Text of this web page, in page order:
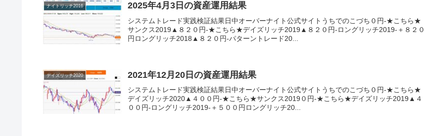
ナイトリッチ2016 2025年4月3日の資産運用結果
システムトレード実践検証結果日中オーバーナイト公式サイトうちでのこづち０円-★こちら★
サンクス2019▲８２０円-★こちら★デイズリッチ2019▲８２０円-ロングリッチ2019-＋８２０
円ロングリッチ2018▲８２０円-パターントレード20...
デイズリッチ2020 2021年12月20日の資産運用結果
システムトレード実践検証結果日中オーバーナイト公式サイトうちでのこづち０円-★こちら★
デイズリッチ2020▲４００円-★こちら★サンクス2019０円-★こちら★デイズリッチ2019▲４
００円-ロングリッチ2019-＋５００円ロングリッチ20...